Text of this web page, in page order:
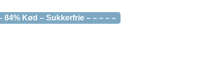
Kød – Sukkerfrie – – – – –